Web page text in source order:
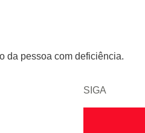
da pessoa com deficiência.
SIGA